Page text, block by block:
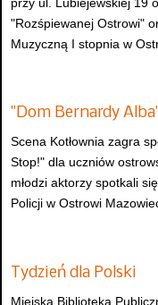
"Rozśpiewanej Ostrowi"
Muzyczną I stopnia w
"Dom Bernardy
Scena Kotłownia zagra
Stop!" dla uczniów
młodzi aktorzy spotkali
Policji w Ostrowi
Tydzień dla Polski
Miejska Biblioteka